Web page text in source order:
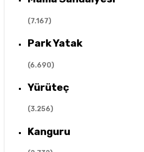
(7.167)
Park Yatak
(6.690)
Yürüteç
(3.256)
Kanguru